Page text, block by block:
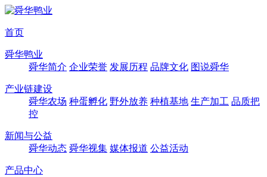
首页
舜华鸭业
舜华简介 企业荣誉 发展历程 品牌文化 图说舜华
产业链建设
舜华农场 种蛋孵化 野外放养 种植基地 生产加工 品质把
控
新闻与公益
舜华动态 舜华视集 媒体报道 公益活动
产品中心